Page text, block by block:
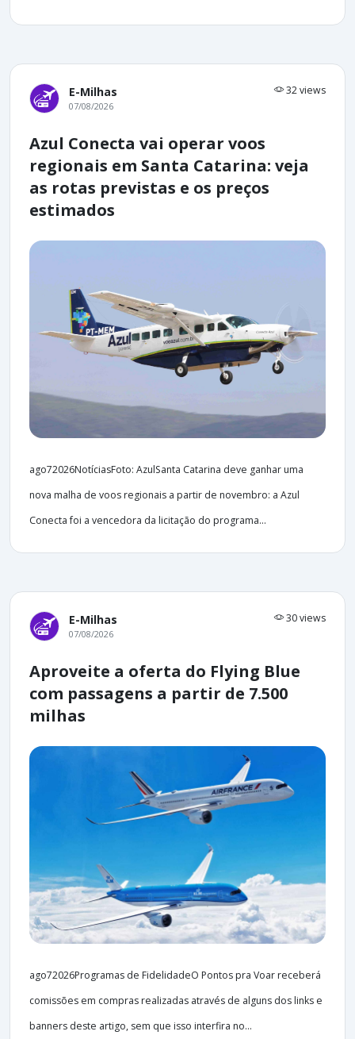
E-Milhas 32 views
07/08/2026
Azul Conecta vai operar voos
regionais em Santa Catarina: veja
as rotas previstas e os preços
estimados
ago72026NotíciasFoto: AzulSanta Catarina deve ganhar uma
nova malha de voos regionais a partir de novembro: a Azul
Conecta foi a vencedora da licitação do programa...
E-Milhas 30 views
07/08/2026
Aproveite a oferta do Flying Blue
com passagens a partir de 7.500
milhas
ago72026Programas de FidelidadeO Pontos pra Voar receberá
comissões em compras realizadas através de alguns dos links e
banners deste artigo, sem que isso interfira no...